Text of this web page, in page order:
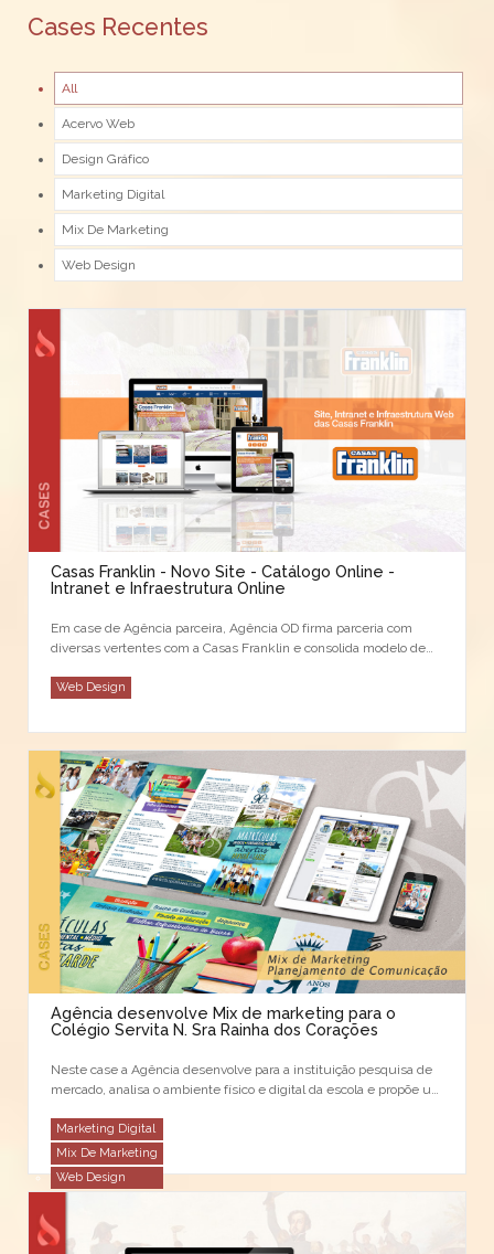
Cases Recentes
All
Acervo Web
Design Gráfico
Marketing Digital
Mix De Marketing
Web Design
Casas Franklin - Novo Site - Catálogo Online -
Intranet e Infraestrutura Online
Em case de Agência parceira, Agência OD firma parceria com
diversas vertentes com a Casas Franklin e consolida modelo de
valiosa indicação
Web Design
Agência desenvolve Mix de marketing para o
Colégio Servita N. Sra Rainha dos Corações
Neste case a Agência desenvolve para a instituição pesquisa de
mercado, analisa o ambiente físico e digital da escola e propõe um
Marketing Digital
Mix De Marketing
Web Design